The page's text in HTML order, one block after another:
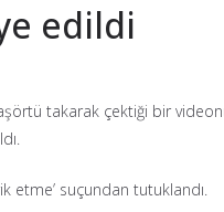
edildi
takarak çektiği bir
etme’ suçundan tutuklandı.